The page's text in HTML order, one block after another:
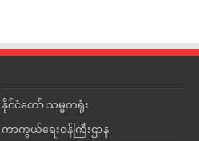
နိုင်ငံတော် သမ္မတရုံး
ကာကွယ်ရေးဝန်ကြီးဌာန